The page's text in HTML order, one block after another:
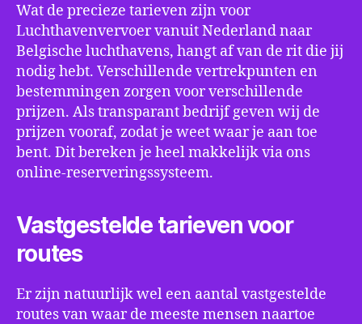
Wat de precieze tarieven zijn voor
Luchthavenvervoer vanuit Nederland naar
Belgische luchthavens, hangt af van de rit die jij
nodig hebt. Verschillende vertrekpunten en
bestemmingen zorgen voor verschillende
prijzen. Als transparant bedrijf geven wij de
prijzen vooraf, zodat je weet waar je aan toe
bent. Dit bereken je heel makkelijk via ons
online-reserveringssysteem.
Vastgestelde tarieven voor
routes
Er zijn natuurlijk wel een aantal vastgestelde
routes van waar de meeste mensen naartoe